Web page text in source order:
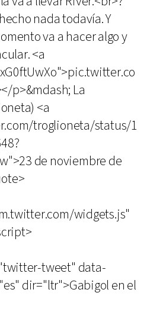
nada todavía. Y
va a hacer algo y
<a
p>&mdash; La
<a
troglioneta/status/1
de noviembre de
widgets.js"
tweet" data-
dir="ltr">Gabigol en el